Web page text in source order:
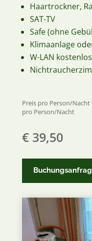
Haartrockner,
SAT-TV
Safe (ohne
Klimaanlage
W-LAN kostenlos
Preis pro Person/
pro Person/Nacht
€ 39,50